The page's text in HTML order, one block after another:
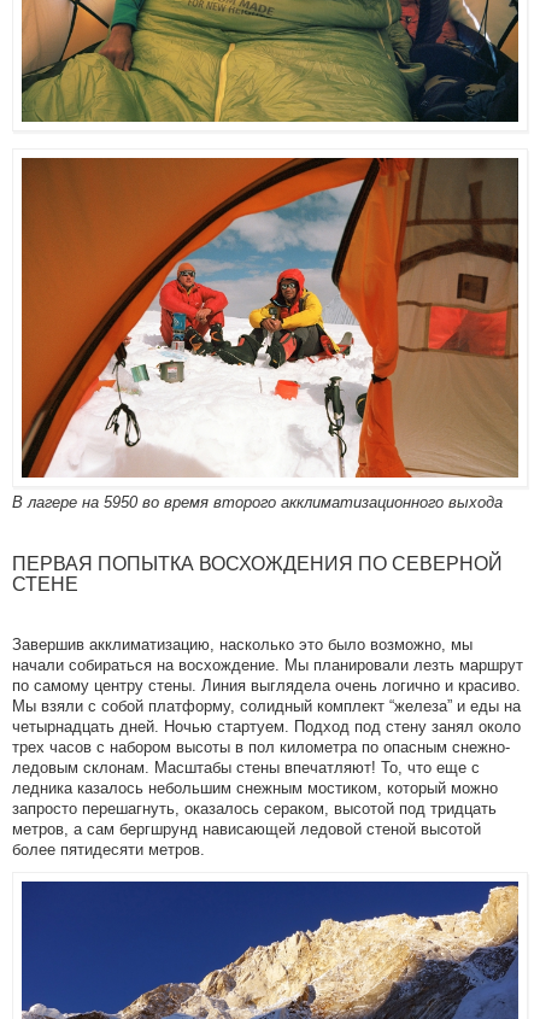
В лагере на 5950 во время второго акклиматизационного выхода
ПЕРВАЯ ПОПЫТКА ВОСХОЖДЕНИЯ ПО СЕВЕРНОЙ
СТЕНЕ
Завершив акклиматизацию, насколько это было возможно, мы
начали собираться на восхождение. Мы планировали лезть маршрут
по самому центру стены. Линия выглядела очень логично и красиво.
Мы взяли с собой платформу, солидный комплект “железа” и еды на
четырнадцать дней. Ночью стартуем. Подход под стену занял около
трех часов с набором высоты в пол километра по опасным снежно-
ледовым склонам. Масштабы стены впечатляют! То, что еще с
ледника казалось небольшим снежным мостиком, который можно
запросто перешагнуть, оказалось сераком, высотой под тридцать
метров, а сам бергшрунд нависающей ледовой стеной высотой
более пятидесяти метров.